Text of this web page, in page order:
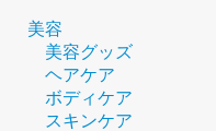
美容
美容グッズ
ヘアケア
ボディケア
スキンケア